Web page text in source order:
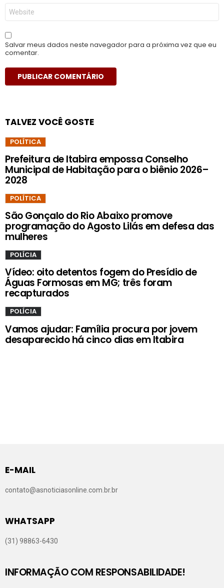
Site
Salvar meus dados neste navegador para a próxima vez que eu
comentar.
TALVEZ VOCÊ GOSTE
POLÍTICA
Prefeitura de Itabira empossa Conselho
Municipal de Habitação para o biênio 2026–
2028
POLÍTICA
São Gonçalo do Rio Abaixo promove
programação do Agosto Lilás em defesa das
mulheres
POLÍCIA
Vídeo: oito detentos fogem do Presídio de
Águas Formosas em MG; três foram
recapturados
POLÍCIA
Vamos ajudar: Família procura por jovem
desaparecido há cinco dias em Itabira
E-MAIL
contato@asnoticiasonline.com.br.br
WHATSAPP
(31) 98863-6430
INFORMAÇÃO COM RESPONSABILIDADE!